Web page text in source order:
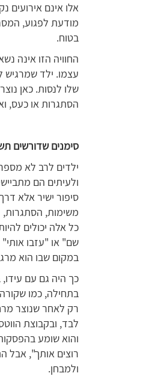
אלו אינם אירועים
מודעת לפגוע,
בטוח.
החוויה הזו אינה
עצמו. ילד שמרגיש
שלו לנסות. כאן
הסתגרות או כעס,
סימנים שדורשים
ילדים לרב לא
ולעיתים הם
סיפור ישיר אלא
משימות, הסתגרות,
כל אלה יכולים
שם" או "עזבו
במקום שבו הוא
בתחילה, כמו שקורה
רק לאחר שנוצר
לבד, ובקבוצת
והוא שומע
רוצים אותך", אבל
ולמבחן.